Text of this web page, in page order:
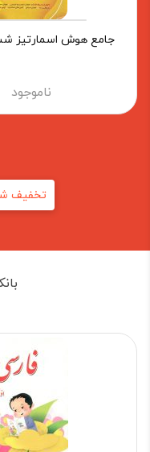
جامع هوش اسمارتیز
ناموجود
تخفیف